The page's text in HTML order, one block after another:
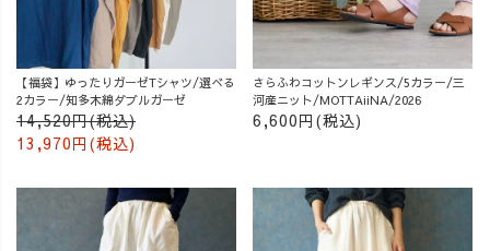
【福袋】ゆったりガーゼTシャツ/選べる
2カラー/知多木綿ダブルガーゼ
14,520円(税込)
13,970円(税込)
さらふわコットンレギンス/5カラー/三
河産ニット/MOTTAiiNA/2026
6,600円(税込)